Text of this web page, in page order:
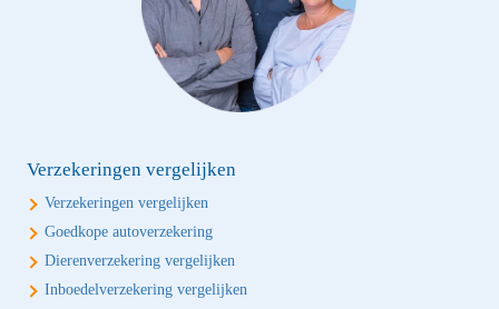
Verzekeringen vergelijken
Verzekeringen vergelijken
Goedkope autoverzekering
Dierenverzekering vergelijken
Inboedelverzekering vergelijken